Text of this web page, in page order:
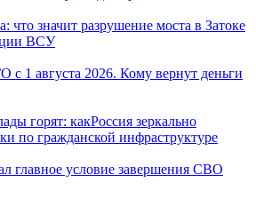
что значит разрушение моста в Затоке
ВСУ
1 августа 2026. Кому вернут деньги
горят: какРоссия зеркально
по гражданской инфраструктуре
главное условие завершения СВО